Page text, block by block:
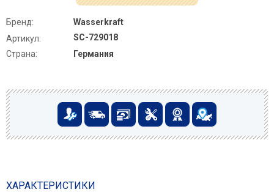
Бренд:
Wasserkraft
Артикул:
SC-729018
Страна:
Германия
ХАРАКТЕРИСТИКИ